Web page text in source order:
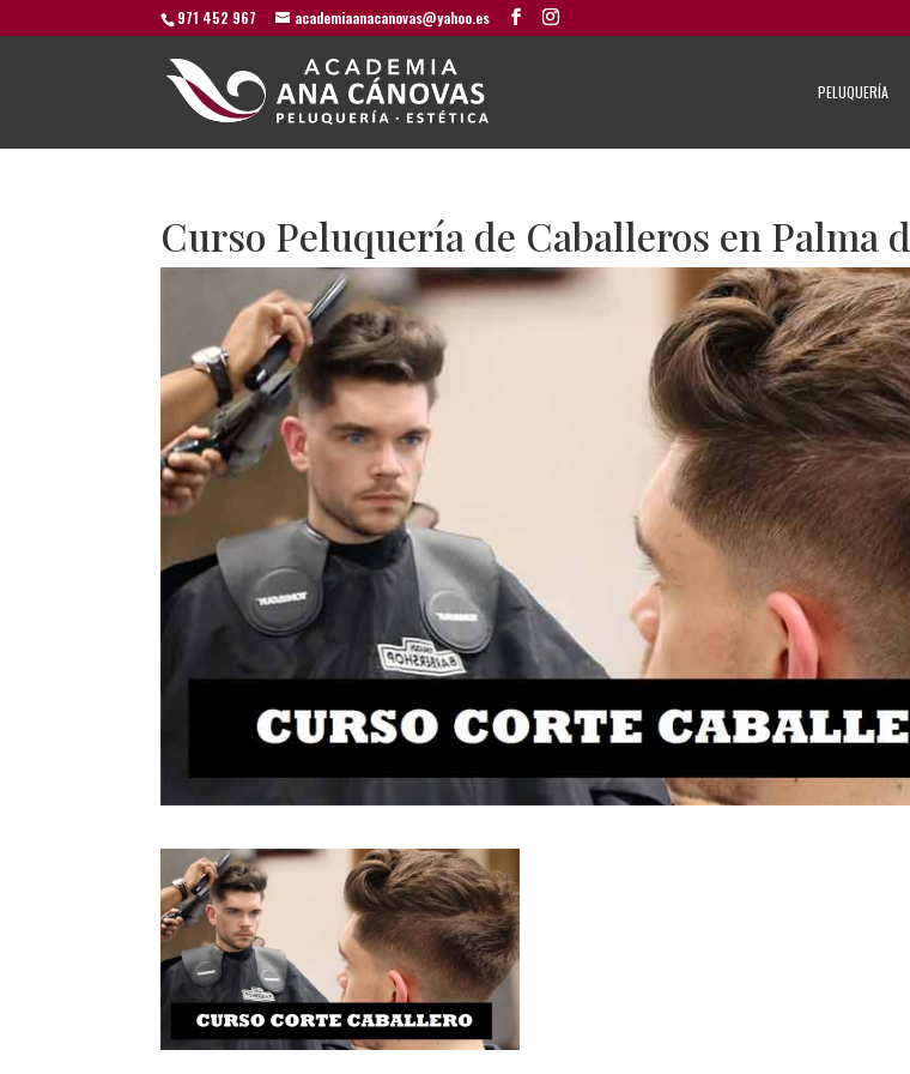
971 452 967 academiaanacanovas@yahoo.es
PELUQUERÍA
Curso Peluquería de Caballeros en Palma